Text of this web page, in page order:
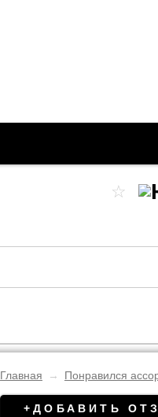
Главная → Понравился
+ДОБАВИТЬ